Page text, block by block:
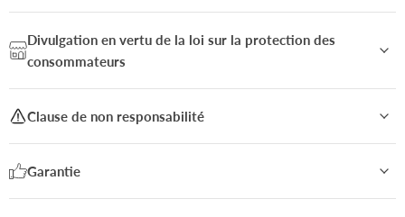
Divulgation en vertu de la loi sur la protection des
consommateurs
Clause de non responsabilité
Garantie